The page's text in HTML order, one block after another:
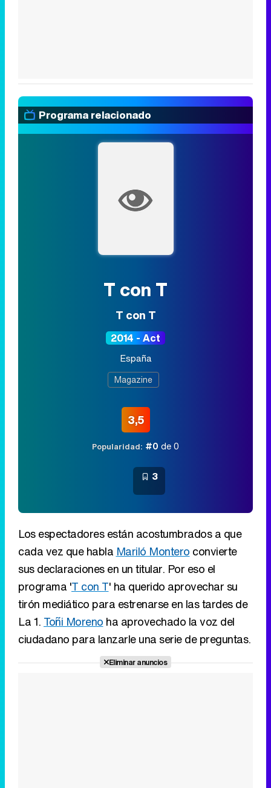
Programa relacionado
T con T
T con T
2014 - Act
España
Magazine
3,5
Popularidad: #0 de 0
3
Los espectadores están acostumbrados a que
cada vez que habla Mariló Montero convierte
sus declaraciones en un titular. Por eso el
programa 'T con T' ha querido aprovechar su
tirón mediático para estrenarse en las tardes de
La 1. Toñi Moreno ha aprovechado la voz del
ciudadano para lanzarle una serie de preguntas.
Eliminar anuncios